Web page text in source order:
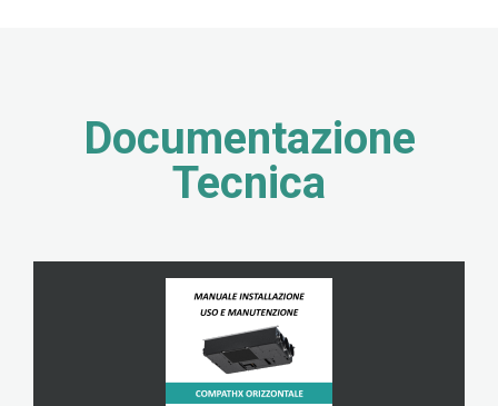
Documentazione
Tecnica